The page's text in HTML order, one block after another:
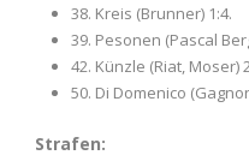
38. Kreis (Brunner) 1:4.
39. Pesonen (Pascal
42. Künzle (Riat, Moser)
50. Di Domenico
Strafen: